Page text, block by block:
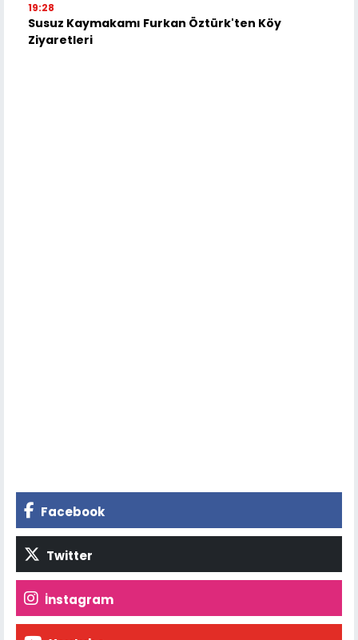
19:28
Susuz Kaymakamı Furkan Öztürk'ten Köy
Ziyaretleri
Facebook
Twitter
İnstagram